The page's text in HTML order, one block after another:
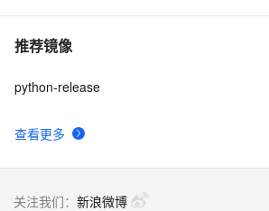
推荐镜像
查看更多
python-release
关注我们： 新浪微博